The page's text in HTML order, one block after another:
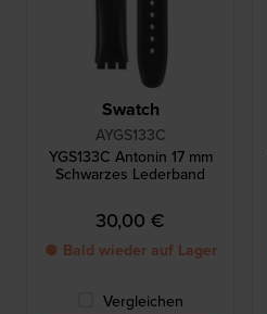
Swatch
AYGS133C
YGS133C Antonin 17 mm
Schwarzes Lederband
30,00 €
● Bald wieder auf Lager
Vergleichen